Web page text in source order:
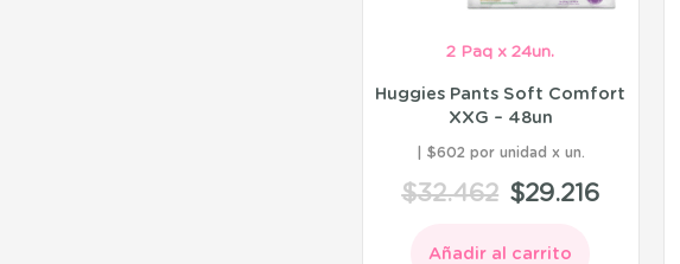
2 Paq x 24un.
Huggies Pants Soft Comfort
XXG – 48un
$602 por unidad
$32.462 $29.216
Añadir al carrito